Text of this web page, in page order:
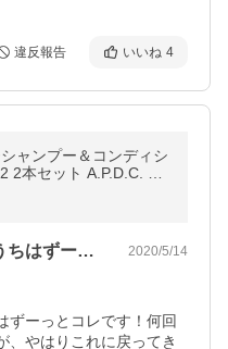
違反報告 いいね 4
ャンプー＆コンディシ
2本セット A.P.D.C. た
ンプー犬用リンス☆
これを使い始めてからは、うちはずーっと… 2020/5/14
ずーっとコレです！何回
、やはりこれに戻ってき